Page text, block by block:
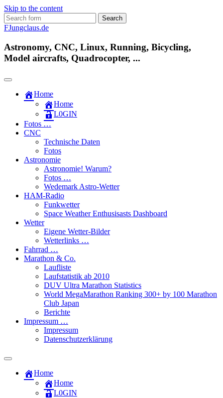
Skip to the content
Search
for:
FJungclaus.de
Astronomy, CNC, Linux, Running, Bicycling,
Model aircrafts, Quadrocopter, ...
Home
Home
L​0​​GIN
Fotos …
CNC
Technische Daten
Fotos
Astronomie
Astronomie! Warum?
Fotos …
Wedemark Astro-Wetter
HAM-Radio
Funkwetter
Space Weather Enthusisasts Dashboard
Wetter
Eigene Wetter-Bilder
Wetterlinks …
Fahrrad …
Marathon & Co.
Laufliste
Laufstatistik ab 2010
DUV Ultra Marathon Statistics
World MegaMarathon Ranking 300+ by 100 Marathon
Club Japan
Berichte
Impressum …
Impressum
Datenschutzerklärung
Toggle
field
Home
Home
L​0​​GIN